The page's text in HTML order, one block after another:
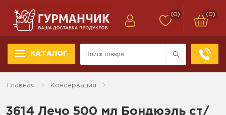
КАТАЛОГ
(0) (0)
Главная Консервация
3614 Лечо 500 мл Бондюэль ст/